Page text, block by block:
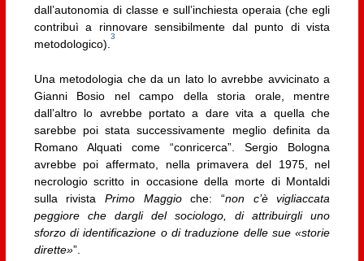
dall’autonomia di classe e sull’inchiesta operaia (che egli
contribuì a rinnovare sensibilmente dal punto di vista
metodologico).
3
Una metodologia che da un lato lo avrebbe avvicinato a
Gianni Bosio nel campo della storia orale, mentre
dall’altro lo avrebbe portato a dare vita a quella che
sarebbe poi stata successivamente meglio definita da
Romano Alquati come “conricerca”. Sergio Bologna
avrebbe poi affermato, nella primavera del 1975, nel
necrologio scritto in occasione della morte di Montaldi
sulla rivistaPrimo Maggioche: “non c’è vigliaccata
peggiore che dargli del sociologo, di attribuirgli uno
sforzo di identificazione o di traduzione delle sue «storie
dirette»”.